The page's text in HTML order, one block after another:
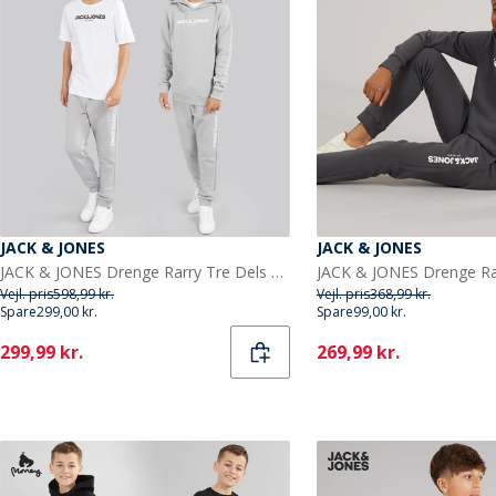
JACK & JONES
JACK & JONES Drenge Rarry Tre Dels Træningsdragt Og T-Shirt Sæt Alloy / Hvid
Vejl. pris598,99 kr.
Spare299,00 kr.
Current
299,99 kr.
JACK & JONES
Vejl. pris368,99 kr.
Spare99,00 kr.
Current
269,99 kr.